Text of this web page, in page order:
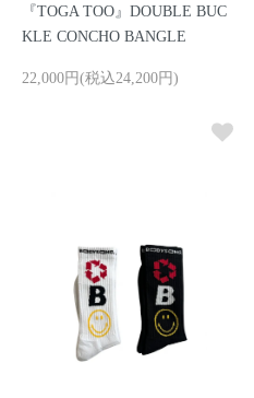
『TOGA TOO』DOUBLE BUC
KLE CONCHO BANGLE
22,000円(税込24,200円)